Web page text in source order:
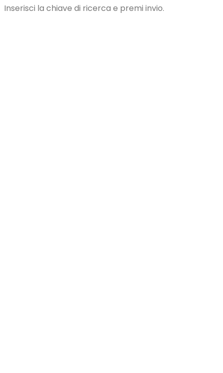
Inserisci la chiave di ricerca e premi invio.